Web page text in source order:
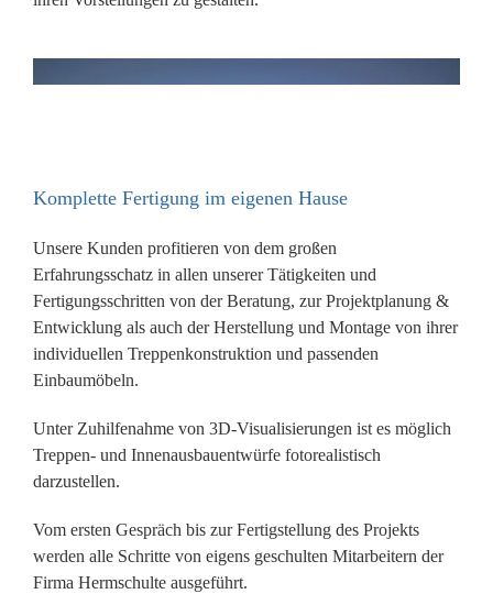
Komplette Fertigung im eigenen Hause
Unsere Kunden profitieren von dem großen
Erfahrungsschatz in allen unserer Tätigkeiten und
Fertigungsschritten von der Beratung, zur Projektplanung &
Entwicklung als auch der Herstellung und Montage von ihrer
individuellen Treppenkonstruktion und passenden
Einbaumöbeln.
Unter Zuhilfenahme von 3D-Visualisierungen ist es möglich
Treppen- und Innenausbauentwürfe fotorealistisch
darzustellen.
Vom ersten Gespräch bis zur Fertigstellung des Projekts
werden alle Schritte von eigens geschulten Mitarbeitern der
Firma Hermschulte ausgeführt.